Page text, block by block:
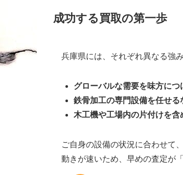
成功する買取の第一歩
兵庫県には、それぞれ異なる強
グローバルな需要を味方につ
鉄骨加工の専門設備を任せる
木工機や工場内の片付けを含
ご自身の設備の状況に合わせて
動きが速いため、早めの査定が